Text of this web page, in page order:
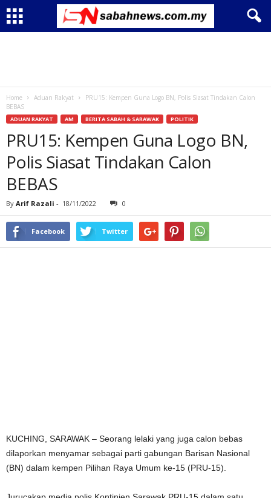
Home Aduan Rakyat
PRU15: Kempen Guna Logo BN, Polis Siasat Tindakan Calon
BEBAS
ADUAN RAKYAT AM BERITA SABAH & SARAWAK POLITIK
PRU15: Kempen Guna Logo BN,
Polis Siasat Tindakan Calon
BEBAS
By Arif Razali - 18/11/2022 0
Facebook Twitter
KUCHING, SARAWAK – Seorang lelaki yang juga calon bebas
dilaporkan menyamar sebagai parti gabungan Barisan Nasional
(BN) dalam kempen Pilihan Raya Umum ke-15 (PRU-15).